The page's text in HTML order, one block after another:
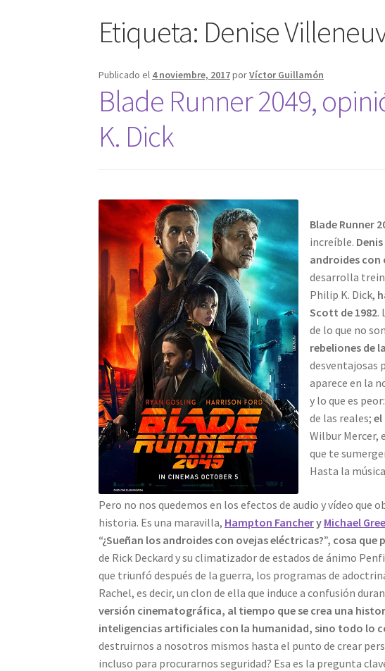
Etiqueta: Denise
Publicado el 4 noviembre, 2017porVíctor Guillamón
Blade Runner 2049,
K. Dick
Blade Runner
increíble.
androides con
desarrolla
Philip K. Dick,
Scott de 1982.
de lo que no
rebeliones de
desventajosas
aparece en la
y lo que es
de las reales; el
Wilbur Mercer,
que te
Hasta la
Pero no nos quedemos en los efectos de audio y vídeo
historia. Es una maravilla, Hampton Fanchery Michael
“¿Sueñan los androides con ovejas eléctricas?”, cosa que
de Rick Deckard y su climatizador de estados de ánimo
que triunfó después de la guerra, los programas de
Rachel, es decir, un clon de ella que induce a confusión
versión cinematográfica, al tiempo que se crea una
inteligencias artificiales con la humanidad, sino todo lo
destruirnos a nosotros mismos hasta el punto de crear
incluso para procurarnos seguridad? Esa es la pregunta